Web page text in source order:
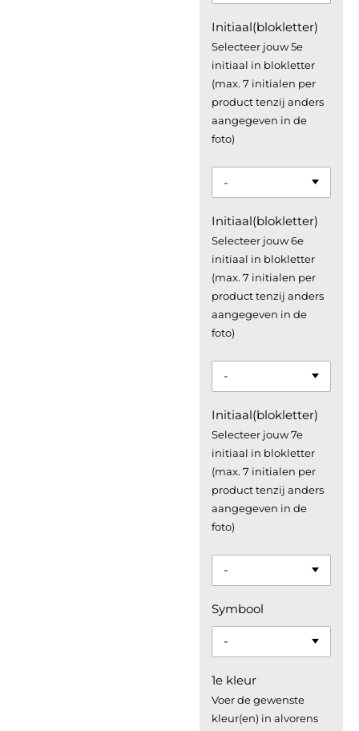
Initiaal(blokletter)
Selecteer jouw 5e
initiaal in blokletter
(max. 7 initialen per
product tenzij anders
aangegeven in de
foto)
Initiaal(blokletter)
Selecteer jouw 6e
initiaal in blokletter
(max. 7 initialen per
product tenzij anders
aangegeven in de
foto)
Initiaal(blokletter)
Selecteer jouw 7e
initiaal in blokletter
(max. 7 initialen per
product tenzij anders
aangegeven in de
foto)
Symbool
1e kleur
Voer de gewenste
kleur(en) in alvorens